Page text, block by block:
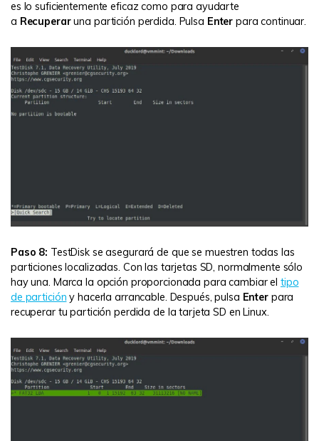
es lo suficientemente eficaz como para ayudarte
a Recuperaruna partición perdida. Pulsa Enter para continuar.
Paso 8: TestDisk se asegurará de que se muestren todas las
particiones localizadas. Con las tarjetas SD, normalmente sólo
hay una. Marca la opción proporcionada para cambiar el tipo
de partición y hacerla arrancable. Después, pulsa Enter para
recuperar tu partición perdida de la tarjeta SD en Linux.